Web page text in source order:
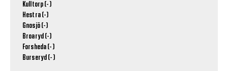
Kulltorp (-)
Hestra (-)
Gnosjö (-)
Broaryd (-)
Forsheda (-)
Burseryd (-)